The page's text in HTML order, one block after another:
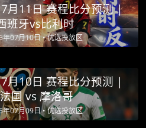
月11日 赛程比分预测 |
决赛 西班牙vs比利时
年07月10日 •优选投放区
月10日 赛程比分预测 |
1/4 决赛 法国 vs 摩洛哥
年07月09日 •优选投放区